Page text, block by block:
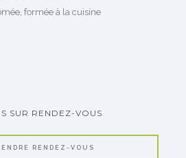
formée à la cuisine
SUR RENDEZ-VOUS
RENDEZ-VOUS